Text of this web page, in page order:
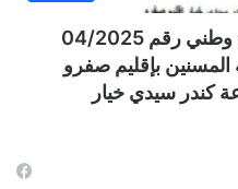
إعلان عن طلب عروض مفتوح وطني رقم 04/2025
المسنين بإقليم صفرو
كندر سيدي خيار